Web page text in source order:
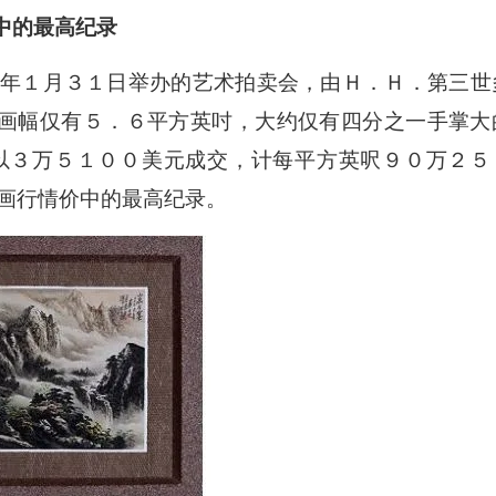
的最高纪录
１月３１日举办的艺术拍卖会，由Ｈ．Ｈ．第三世
幅仅有５．６平方英吋，大约仅有四分之一手掌大
万５１００美元成交，计每平方英呎９０万２５
行情价中的最高纪录。